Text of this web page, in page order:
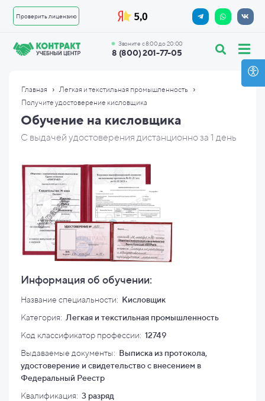
Проверить лицензию
8 (800) 201-77-05
Звоните с 8:00 до 20:00
Главная › Легкая и текстильная промышленность ›
Получите удостоверение кисловщика
Обучение на кисловщика
С выдачей удостоверения дистанционно за 1 день
Информация об обучении:
Название специальности: Кисловщик
Категория: Легкая и текстильная промышленность
Код классификатор профессии: 12749
Выдаваемые документы: Выписка из протокола,
удостоверение и свидетельство с внесением в
Федеральный Реестр
Квалификация: 3 разряд